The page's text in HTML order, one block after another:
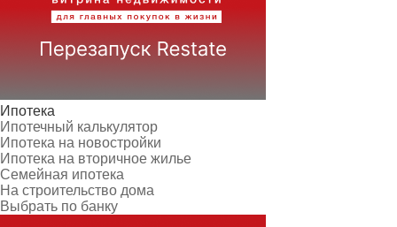
Ипотека
Ипотечный калькулятор
Ипотека на новостройки
Ипотека на вторичное жилье
Семейная ипотека
На строительство дома
Выбрать по банку